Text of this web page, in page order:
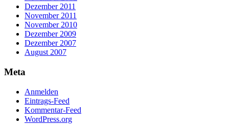
Dezember 2011
November 2011
November 2010
Dezember 2009
Dezember 2007
August 2007
Meta
Anmelden
Eintrags-Feed
Kommentar-Feed
WordPress.org